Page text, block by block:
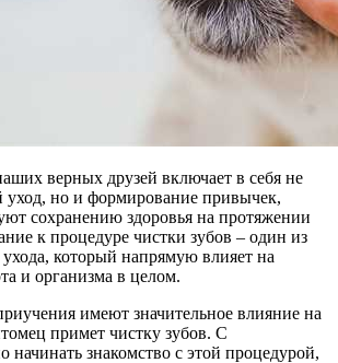
верных друзей включает в себя не
уход, но и формирование привычек,
сохранению здоровья на протяжении
к процедуре чистки зубов – один из
который напрямую влияет на
и организма в целом.
имеют значительное влияние на
примет чистку зубов. С
начинать знакомство с этой процедурой,